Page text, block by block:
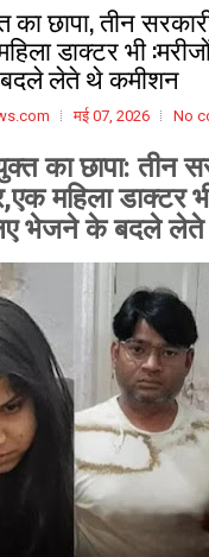
का छापा, तीन
डाक्टर भी
लेते थे कमीशन
मई 07, 2026 No
का छापा: तीन
महिला डाक्टर
भेजने के बदले